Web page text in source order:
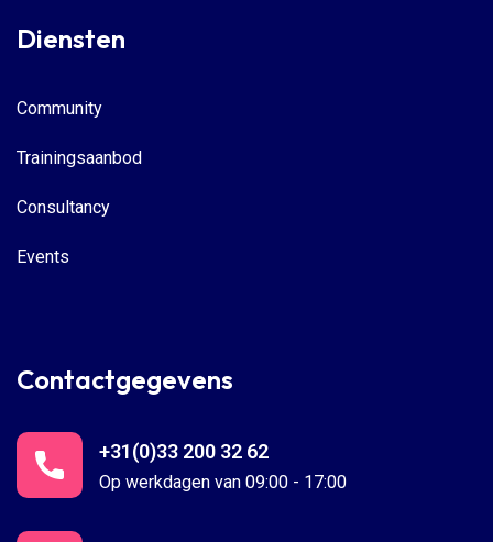
Diensten
Community
Trainingsaanbod
Consultancy
Events
Contactgegevens
Op werkdagen van 09:00 - 17:00
+31(0)33 200 32 62